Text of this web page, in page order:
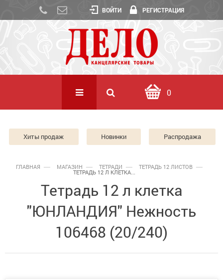
ВОЙТИ РЕГИСТРАЦИЯ
0
Хиты продаж Новинки Распродажа
ГЛАВНАЯ МАГАЗИН ТЕТРАДИ ТЕТРАДЬ 12 ЛИСТОВ
ТЕТРАДЬ 12 Л КЛЕТКА...
Тетрадь 12 л клетка
"ЮНЛАНДИЯ" Нежность
106468 (20/240)